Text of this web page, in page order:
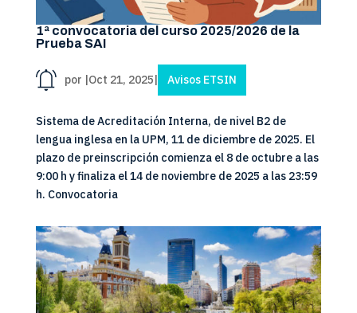
1ª convocatoria del curso 2025/2026 de la
Prueba SAI
por Oct 21, 2025 Avisos ETSIN
Sistema de Acreditación Interna, de nivel B2 de
lengua inglesa en la UPM, 11 de diciembre de 2025. El
plazo de preinscripción comienza el 8 de octubre a las
9:00 h y finaliza el 14 de noviembre de 2025 a las 23:59
h. Convocatoria